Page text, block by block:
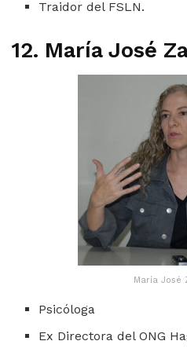
Traidor del FSLN.
12. María José
María José
Psicóloga
Ex Directora del ONG